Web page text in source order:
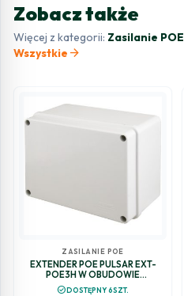
Zobacz także
Więcej z kategorii: Zasilanie POE
Wszystkie arrow_forward
ZASILANIE POE
EXTENDER POE PULSAR EXT-
POE3H W OBUDOWIE
HERMETYCZNEJ DO 3 KAMER IP
check_circleDOSTĘPNY 6SZT.